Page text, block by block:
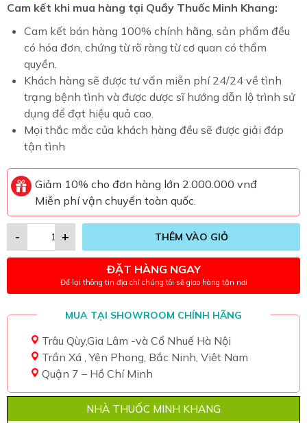
Cam kết khi mua hàng tại Quầy Thuốc Minh Khang:
Cam kết bán hàng 100% chính hãng, sản phẩm đều
có hóa đơn, chứng từ rõ ràng từ cơ quan có thẩm
quyền.
Khách hàng sẽ được tư vấn miễn phí 24/24 về tình
trạng bệnh tình và được dược sĩ hướng dẫn lộ trình sử
dụng để đạt hiệu quả cao.
Mọi thắc mắc của khách hàng đều sẽ được giải đáp
tận tình
Giảm 10% cho đơn hàng lớn 2.000.000 vnđ
Miễn phí vận chuyển toàn quốc.
+
- THÊM VÀO GIỎ
ĐẶT HÀNG NGAY
Để lại thông tin địa chỉ chúng tôi sẽ giao hàng tận nơi
MUA TẠI SHOWROOM CHÍNH HÃNG
Trâu Qùy,Gia Lâm -và Cổ Nhuế Hà Nội
Trần Xá , Yên Phong, Bắc Ninh, Viêt Nam
Quận 7 – Hồ Chí Minh
NHÀ THUỐC MINH KHANG